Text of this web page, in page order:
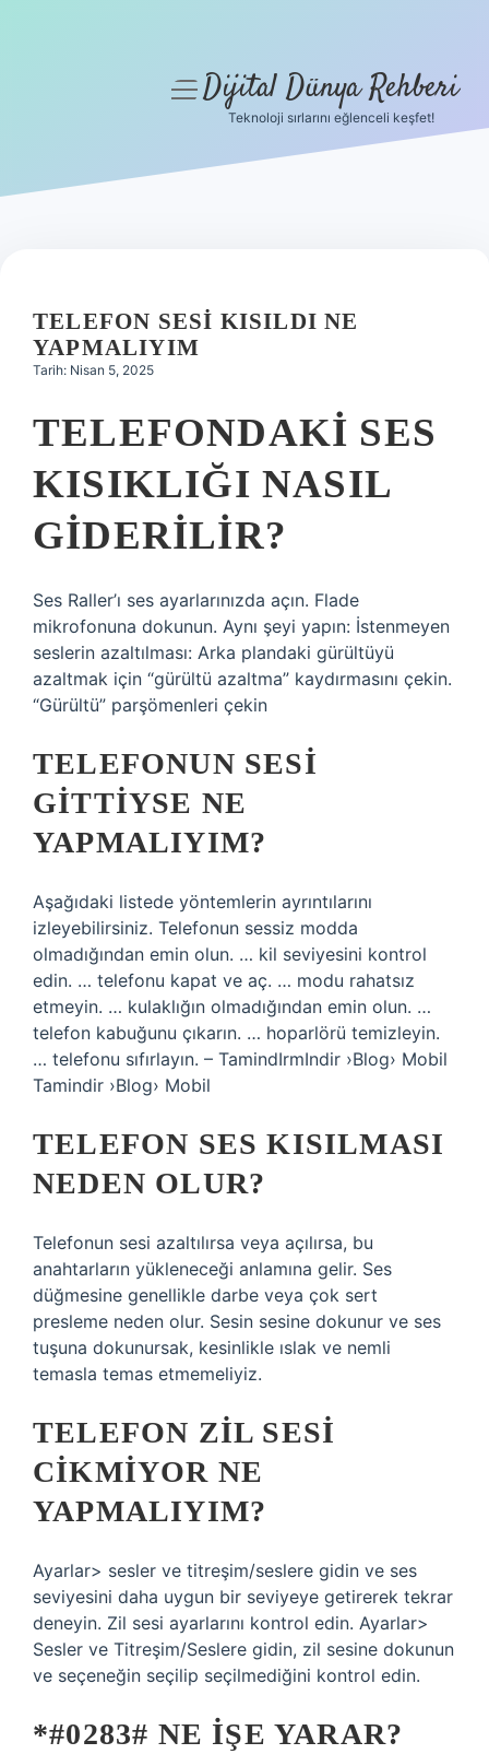
Hakkımızda
menüyüDijital Dünya Rehberi
Teknoloji sırlarını eğlenceli keşfet!
TELEFON SESI KISILDI NE
YAPMALIYIM
Tarih: Nisan 5, 2025
TELEFONDAKI SES
KISIKLIĞI NASIL
GIDERILIR?
Ses Raller’ı ses ayarlarınızda açın. Flade
mikrofonuna dokunun. Aynı şeyi yapın: İstenmeyen
seslerin azaltılması: Arka plandaki gürültüyü
azaltmak için “gürültü azaltma” kaydırmasını çekin.
“Gürültü” parşömenleri çekin
TELEFONUN SESI
GITTIYSE NE
YAPMALIYIM?
Aşağıdaki listede yöntemlerin ayrıntılarını
izleyebilirsiniz. Telefonun sessiz modda
olmadığından emin olun. … kil seviyesini kontrol
edin. … telefonu kapat ve aç. … modu rahatsız
etmeyin. … kulaklığın olmadığından emin olun. …
telefon kabuğunu çıkarın. … hoparlörü temizleyin.
… telefonu sıfırlayın. – TamindIrmIndir ›Blog› Mobil
Tamindir ›Blog› Mobil
TELEFON SES KISILMASI
NEDEN OLUR?
Telefonun sesi azaltılırsa veya açılırsa, bu
anahtarların yükleneceği anlamına gelir. Ses
düğmesine genellikle darbe veya çok sert
presleme neden olur. Sesin sesine dokunur ve ses
tuşuna dokunursak, kesinlikle ıslak ve nemli
temasla temas etmemeliyiz.
TELEFON ZIL SESI
CIKMIYOR NE
YAPMALIYIM?
Ayarlar> sesler ve titreşim/seslere gidin ve ses
seviyesini daha uygun bir seviyeye getirerek tekrar
deneyin. Zil sesi ayarlarını kontrol edin. Ayarlar>
Sesler ve Titreşim/Seslere gidin, zil sesine dokunun
ve seçeneğin seçilip seçilmediğini kontrol edin.
*#0283# NE IŞE YARAR?